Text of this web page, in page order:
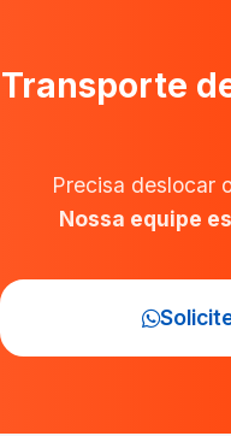
Transporte
Precisa deslocar
Nossa equipe